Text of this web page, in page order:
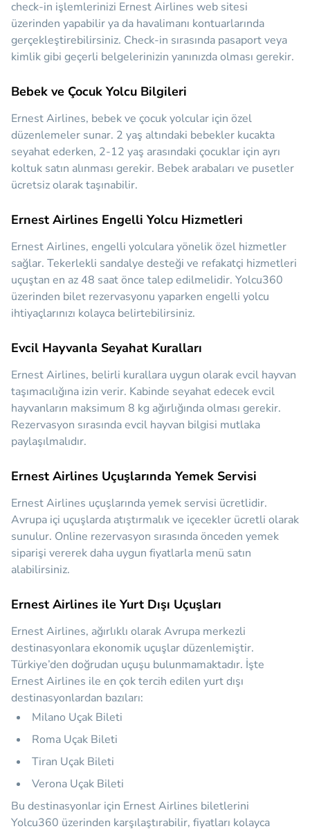
check-in işlemlerinizi Ernest Airlines web sitesi
üzerinden yapabilir ya da havalimanı kontuarlarında
gerçekleştirebilirsiniz. Check-in sırasında pasaport veya
kimlik gibi geçerli belgelerinizin yanınızda olması gerekir.
Bebek ve Çocuk Yolcu Bilgileri
Ernest Airlines, bebek ve çocuk yolcular için özel
düzenlemeler sunar. 2 yaş altındaki bebekler kucakta
seyahat ederken, 2-12 yaş arasındaki çocuklar için ayrı
koltuk satın alınması gerekir. Bebek arabaları ve pusetler
ücretsiz olarak taşınabilir.
Ernest Airlines Engelli Yolcu Hizmetleri
Ernest Airlines, engelli yolculara yönelik özel hizmetler
sağlar. Tekerlekli sandalye desteği ve refakatçi hizmetleri
uçuştan en az 48 saat önce talep edilmelidir. Yolcu360
üzerinden bilet rezervasyonu yaparken engelli yolcu
ihtiyaçlarınızı kolayca belirtebilirsiniz.
Evcil Hayvanla Seyahat Kuralları
Ernest Airlines, belirli kurallara uygun olarak evcil hayvan
taşımacılığına izin verir. Kabinde seyahat edecek evcil
hayvanların maksimum 8 kg ağırlığında olması gerekir.
Rezervasyon sırasında evcil hayvan bilgisi mutlaka
paylaşılmalıdır.
Ernest Airlines Uçuşlarında Yemek Servisi
Ernest Airlines uçuşlarında yemek servisi ücretlidir.
Avrupa içi uçuşlarda atıştırmalık ve içecekler ücretli olarak
sunulur. Online rezervasyon sırasında önceden yemek
siparişi vererek daha uygun fiyatlarla menü satın
alabilirsiniz.
Ernest Airlines ile Yurt Dışı Uçuşları
Ernest Airlines, ağırlıklı olarak Avrupa merkezli
destinasyonlara ekonomik uçuşlar düzenlemiştir.
Türkiye’den doğrudan uçuşu bulunmamaktadır. İşte
Ernest Airlines ile en çok tercih edilen yurt dışı
destinasyonlardan bazıları:
Milano Uçak Bileti
Roma Uçak Bileti
Tiran Uçak Bileti
Verona Uçak Bileti
Bu destinasyonlar için Ernest Airlines biletlerini
Yolcu360 üzerinden karşılaştırabilir, fiyatları kolayca